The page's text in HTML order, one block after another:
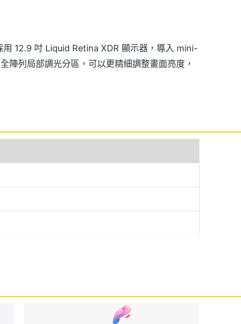
12.9 吋 Liquid Retina XDR 顯示器，導入 mini-
陣列局部調光分區，可以更精細調整畫面亮度，
對比度，提供原彩顯示、1,600nits 峰值亮度
率技術（120Hz 螢幕更新率）。
iPadOS 16 作業系統，搭配 USB-C 規格的
同時提供超高速的傳輸體驗，有線連接頻寬最快
等級麥克風，具備 4 顆杜比全景聲揚聲器。
搭載 Apple M2 晶片，具備 8 核心 CPU、10 核
代 CPU 提升 15%，圖形處理提升 35%，保有先
等特有技術；內建 8GB RAM + 512GB ROM，
雙鏡頭主相機，分別為 1,200 萬畫素廣角 +